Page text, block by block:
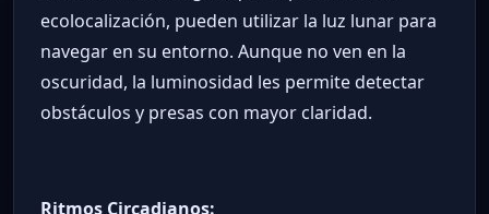
ecolocalización, pueden utilizar la luz lunar para
navegar en su entorno. Aunque no ven en la
oscuridad, la luminosidad les permite detectar
obstáculos y presas con mayor claridad.
Ritmos Circadianos: